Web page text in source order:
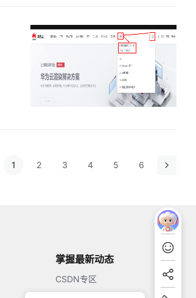
1 2 3 4 5 6
掌握最新动态
CSDN专区